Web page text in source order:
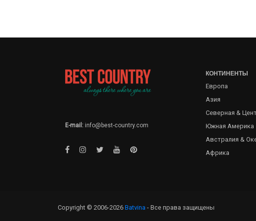
E-mail: info@best-country.com
КОНТИНЕНТЫ
Европа
Азия
Северная &
Южная Америка
Австралия &
Африка
Copyright © 2006-2026 Batvina - Все права защищены